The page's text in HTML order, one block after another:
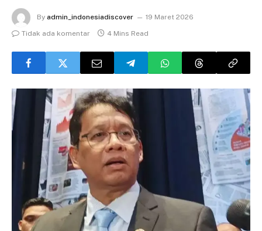
By admin_indonesiadiscover
19 Maret 2026
Tidak ada komentar
4 Mins Read